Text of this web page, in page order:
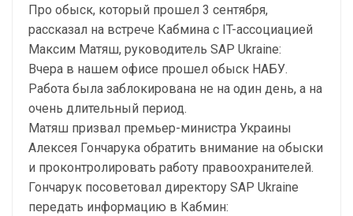
Про обыск, который прошел 3 сентября,
рассказал на встрече Кабмина с IT-ассоциацией
Максим Матяш, руководитель SAP Ukraine:
Вчера в нашем офисе прошел обыск НАБУ.
Работа была заблокирована не на один день, а на
очень длительный период.
Матяш призвал премьер-министра Украины
Алексея Гончарука обратить внимание на обыски
и проконтролировать работу правоохранителей.
Гончарук посоветовал директору SAP Ukraine
передать информацию в Кабмин: